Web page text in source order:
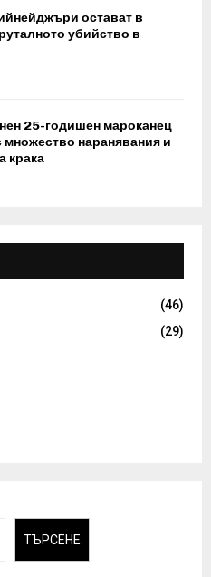
остават в
убийство в
25-годишен мароканец
множество наранявания и
крака
(46)
(29)
ТЪРСЕНЕ